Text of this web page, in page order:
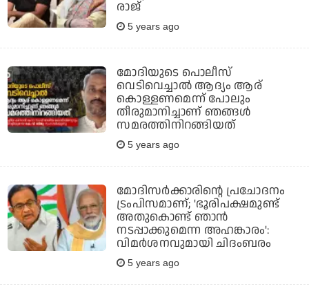
രാജ്
5 years ago
മോദിയുടെ പൊലീസ്
വെടിവെച്ചാല്‍ ആദ്യം ആര്
കൊള്ളണമെന്ന് പോലും
തീരുമാനിച്ചാണ് ഞങ്ങള്‍
സമരത്തിനിറങ്ങിയത്
5 years ago
മോദിസര്‍ക്കാരിന്റെ പ്രചോദനം
ട്രംപിസമാണ്; 'ഭൂരിപക്ഷമുണ്ട്
അതുകൊണ്ട് ഞാന്‍
നടപ്പാക്കുമെന്ന അഹങ്കാരം':
വിമര്‍ശനവുമായി ചിദംബരം
5 years ago